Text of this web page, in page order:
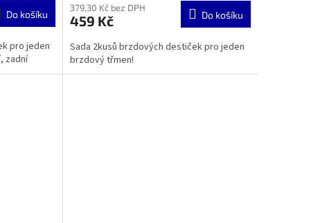
Do košíku
pro jeden
zadní
produktu
je
z
5
hvězdiček.
379,30 Kč bez DPH
459 Kč Do košíku
Sada 2kusů brzdových destiček pro jeden
brzdový třmen!